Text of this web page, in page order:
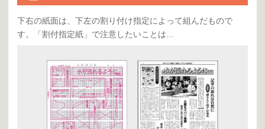
下右の紙面は、下左の割り付け指定によって組んだもので
す。「割付指定紙」で注意したいことは…